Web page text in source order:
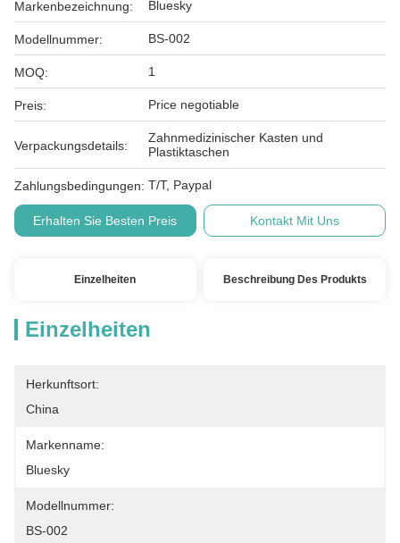
Markenbezeichnung: Bluesky
Modellnummer: BS-002
MOQ: 1
Preis: Price negotiable
Verpackungsdetails:
Zahnmedizinischer Kasten und
Plastiktaschen
Zahlungsbedingungen: T/T, Paypal
Erhalten Sie Besten Preis Kontakt Mit Uns
Einzelheiten Beschreibung Des Produkts
Einzelheiten
Herkunftsort:
China
Markenname:
Bluesky
Modellnummer:
BS-002